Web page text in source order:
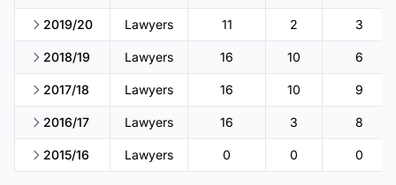
2019/20 Lawyers 11 2 3
2018/19 Lawyers 16 10 6
2017/18 Lawyers 16 10 9
2016/17 Lawyers 16 3 8
2015/16 Lawyers 0 0 0